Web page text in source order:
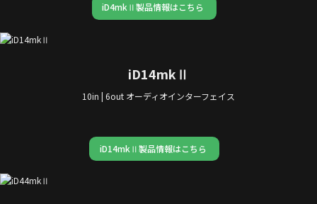
iD4mkⅡ製品情報はこちら
iD14mkⅡ
10in | 6out オーディオインターフェイス
iD14mkⅡ製品情報はこちら